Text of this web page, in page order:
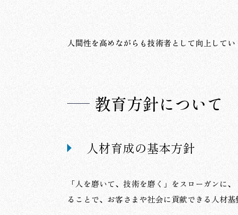
人間性を高めながらも技術者として向上して
教育方針について
人材育成の基本方針
「人を磨いて、技術を磨く」をスローガンに
ることで、お客さまや社会に貢献できる人材基